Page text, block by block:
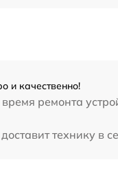
и качественно!
ремонта
технику в